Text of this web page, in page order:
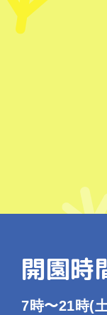
開園時
7時〜21時(